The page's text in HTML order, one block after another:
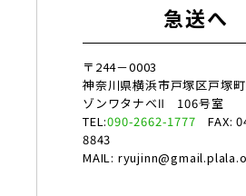
急送へ
〒244－0003
神奈川県横浜市戸塚区戸塚
ゾンワタナベⅡ 106号室
TEL:090-2662-1777 FAX:
8843
MAIL: